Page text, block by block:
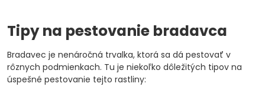
Tipy na pestovanie bradavca
Bradavec je nenáročná trvalka, ktorá sa dá pestovať v
rôznych podmienkach. Tu je niekoľko dôležitých tipov na
úspešné pestovanie tejto rastliny: